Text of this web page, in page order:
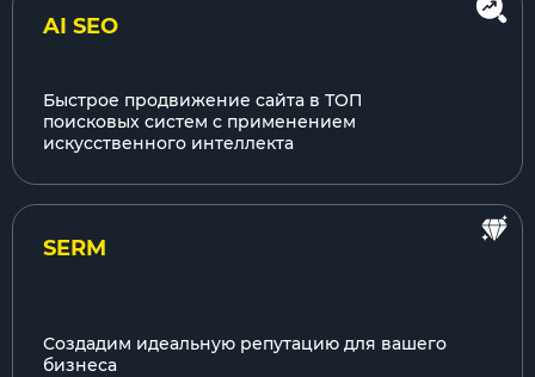
AI SEO
Быстрое продвижение сайта в ТОП
поисковых систем с применением
искусственного интеллекта
SERM
Создадим идеальную репутацию для вашего
бизнеса